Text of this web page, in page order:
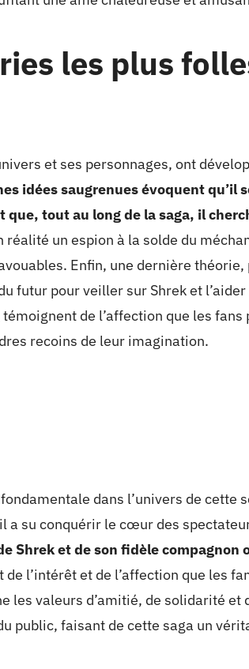
les plus
et ses personnages, ont
idées saugrenues évoquent qu’il
tout au long de la saga, il
réalité un espion à la solde du
Enfin, une dernière
futur pour veiller sur Shrek et
de l’affection que les fans
recoins de leur imagination.
dans l’univers de cette
a su conquérir le cœur des
Shrek et de son fidèle compagnon
l’intérêt et de l’affection que les
les valeurs d’amitié, de solidarité et
public, faisant de cette saga un